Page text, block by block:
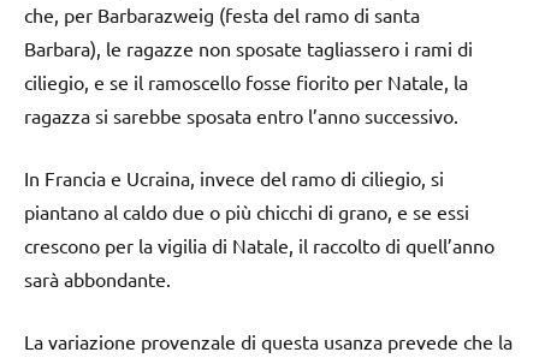
che, per Barbarazweig (festa del ramo di santa
Barbara), le ragazze non sposate tagliassero i rami di
ciliegio, e se il ramoscello fosse fiorito per Natale, la
ragazza si sarebbe sposata entro l’anno successivo.
In Francia e Ucraina, invece del ramo di ciliegio, si
piantano al caldo due o più chicchi di grano, e se essi
crescono per la vigilia di Natale, il raccolto di quell’anno
sarà abbondante.
La variazione provenzale di questa usanza prevede che la